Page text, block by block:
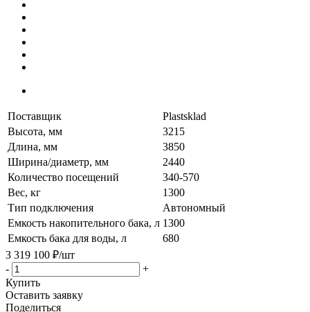
Поставщик
Plastsklad
Высота, мм
3215
Длина, мм
3850
Ширина/диаметр, мм
2440
Количество посещений
340-570
Вес, кг
1300
Тип подключения
Автономный
Емкость накопительного бака, л 1300
Емкость бака для воды, л
680
3 319 100 ₽/шт
-
+
Купить
Оставить заявку
Поделиться